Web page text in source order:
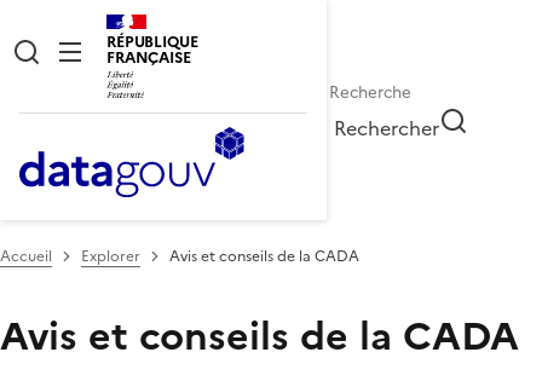
RÉPUBLIQUE
FRANÇAISE
Rechercher
Accueil Explorer Avis et conseils de la CADA
Avis et conseils de la CADA